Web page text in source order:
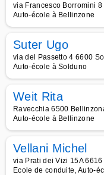
via Francesco Borromini
Auto-école à Bellinzone
Suter Ugo
via del Passetto 4 6600
Auto-école à Solduno
Weit Rita
Ravecchia 6500
Auto-école à Bellinzone
Vellani Michel
via Prati dei Vizi 15A
Ecole de conduite, Auto-